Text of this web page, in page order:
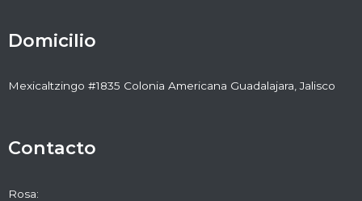
Domicilio
Mexicaltzingo #1835 Colonia Americana Guadalajara, Jalisco
Contacto
Rosa: